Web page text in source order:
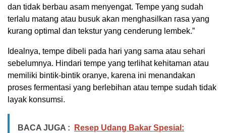
dan tidak berbau asam menyengat. Tempe yang sudah
terlalu matang atau busuk akan menghasilkan rasa yang
kurang optimal dan tekstur yang cenderung lembek.”
Idealnya, tempe dibeli pada hari yang sama atau sehari
sebelumnya. Hindari tempe yang terlihat kehitaman atau
memiliki bintik-bintik oranye, karena ini menandakan
proses fermentasi yang berlebihan atau tempe sudah tidak
layak konsumsi.
BACA JUGA :
Resep Udang Bakar Spesial: